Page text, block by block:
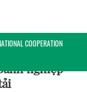
COOPERATION
nghiệp